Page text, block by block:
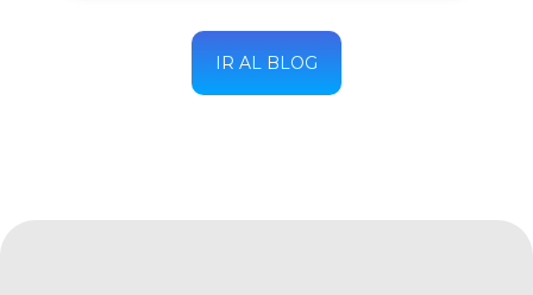
IR AL BLOG